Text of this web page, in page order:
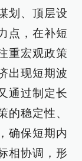
划、顶层设
点，在补短
重宏观政策
出现短期波
通过制定长
的稳定性、
确保短期内
相协调，形